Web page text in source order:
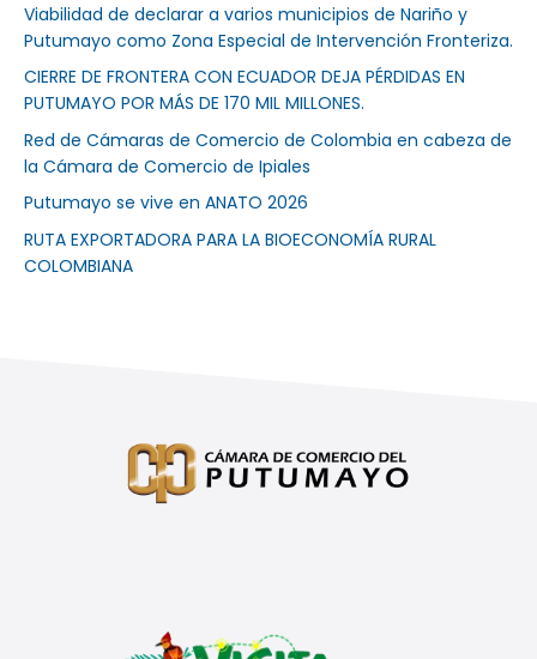
Viabilidad de declarar a varios municipios de Nariño y
Putumayo como Zona Especial de Intervención Fronteriza.
CIERRE DE FRONTERA CON ECUADOR DEJA PÉRDIDAS EN
PUTUMAYO POR MÁS DE 170 MIL MILLONES.
Red de Cámaras de Comercio de Colombia en cabeza de
la Cámara de Comercio de Ipiales
Putumayo se vive en ANATO 2026
RUTA EXPORTADORA PARA LA BIOECONOMÍA RURAL
COLOMBIANA
Add Your
Heading Text
Here
Click here